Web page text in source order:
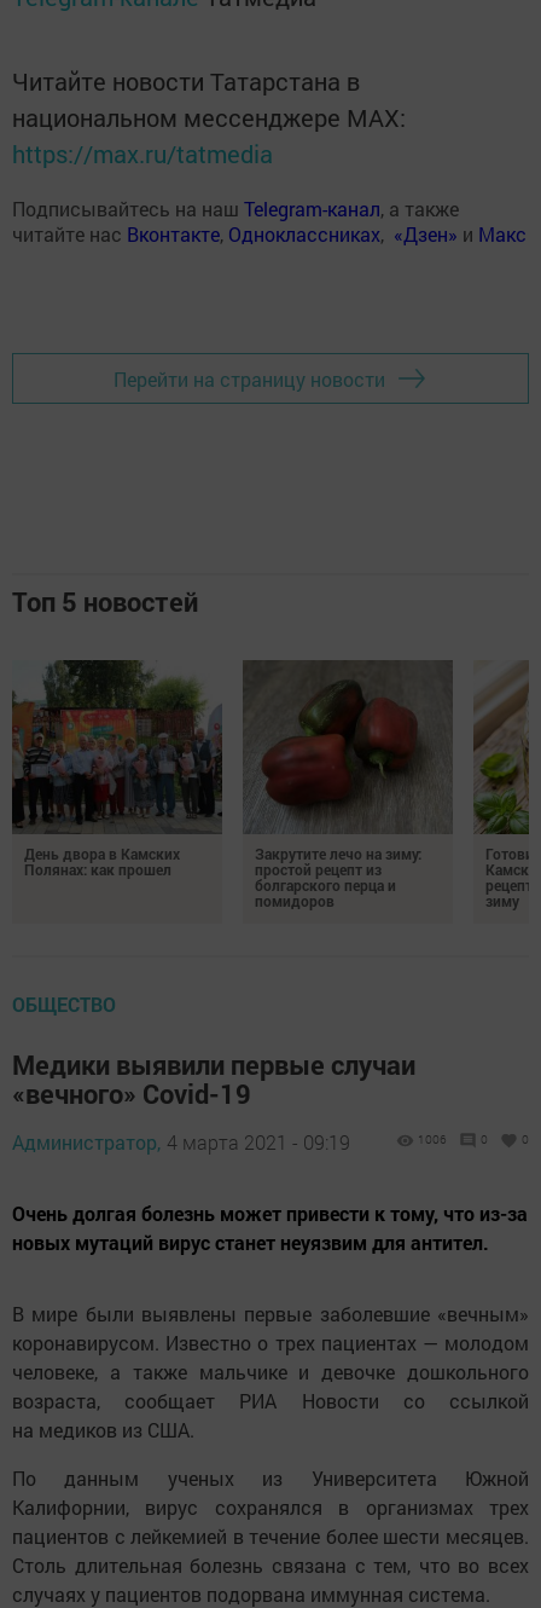
Читайте новости Татарстана в
национальном мессенджере MАХ:
https://max.ru/tatmedia
Подписывайтесь на наш Telegram-канал, а также
читайте нас Вконтакте, Одноклассниках, «Дзен» и Макс
Перейти на страницу новости
Топ 5 новостей
День двора в Камских
Полянах: как прошел
Закрутите лечо на зиму:
простой рецепт из
болгарского перца и
помидоров
зиму
ОБЩЕСТВО
Медики выявили первые случаи
«вечного» Covid-19
Администратор, 4 марта 2021 - 09:19 1006 0 0
Очень долгая болезнь может привести к тому, что из-за
новых мутаций вирус станет неуязвим для антител.
В мире были выявлены первые заболевшие «вечным»
коронавирусом. Известно о трех пациентах — молодом
человеке, а также мальчике и девочке дошкольного
возраста, сообщает РИА Новости со ссылкой
на медиков из США.
По данным ученых из Университета Южной
Калифорнии, вирус сохранялся в организмах трех
пациентов с лейкемией в течение более шести месяцев.
Столь длительная болезнь связана с тем, что во всех
случаях у пациентов подорвана иммунная система.